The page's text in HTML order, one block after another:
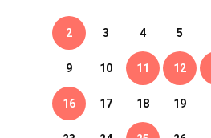
2 3 4 5
9 10 11 12
16 17 18 19